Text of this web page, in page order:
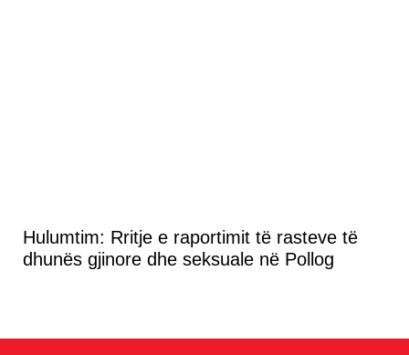
Hulumtim: Rritje e raportimit të rasteve të
dhunës gjinore dhe seksuale në Pollog